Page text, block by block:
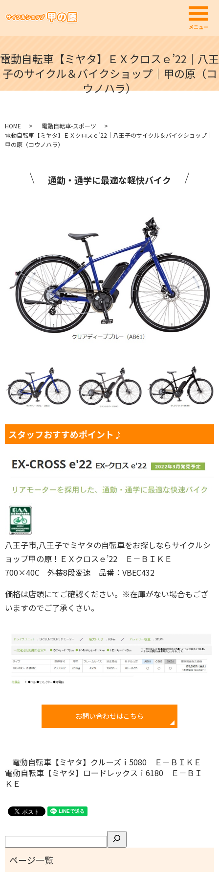
メ
メニュー
電動自転車【ミヤタ】ＥＸクロスｅ’22｜八王
子のサイクル＆バイクショップ｜甲の原（コ
ウノハラ）
HOME
電動自転車-スポーツ
電動自転車【ミヤタ】ＥＸクロスｅ’22｜八王子のサイクル＆バイクショップ｜
甲の原（コウノハラ）
通勤・通学に最適な軽快バイク
スタッフおすすめポイント♪
八王子市,八王子でミヤタの自転車をお探しならサイクルシ
ョップ甲の原！ＥＸクロスｅ’22 Ｅ－ＢＩＫＥ
700×40C 外装8段変速 品番：VBEC432
価格は店頭にてご確認ください。※在庫がない場合もござ
いますのでご了承くさい。
お問い合わせはこちら
電動自転車【ミヤタ】クルーズｉ5080 Ｅ－ＢＩＫＥ
電動自転車【ミヤタ】ロードレックスｉ6180 Ｅ－ＢＩ
ＫＥ
検
索